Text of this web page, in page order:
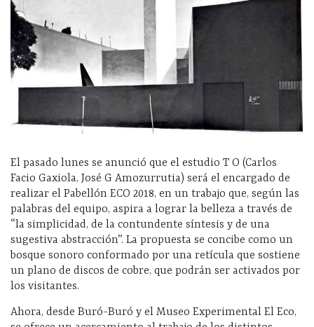
El pasado lunes se anunció que el estudio T O (Carlos
Facio Gaxiola, José G Amozurrutia) será el encargado de
realizar el Pabellón ECO 2018, en un trabajo que, según las
palabras del equipo, aspira a lograr la belleza a través de
“la simplicidad, de la contundente síntesis y de una
sugestiva abstracción”. La propuesta se concibe como un
bosque sonoro conformado por una retícula que sostiene
un plano de discos de cobre, que podrán ser activados por
los visitantes.
Ahora, desde Buró-Buró y el Museo Experimental El Eco,